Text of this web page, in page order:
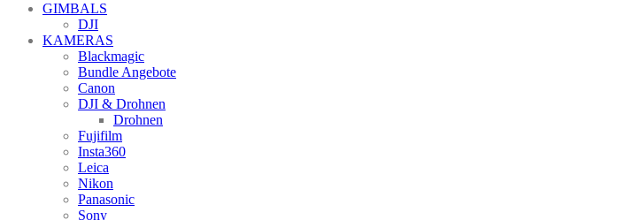
GIMBALS
DJI
KAMERAS
Blackmagic
Bundle Angebote
Canon
DJI & Drohnen
Drohnen
Fujifilm
Insta360
Leica
Nikon
Panasonic
Sony